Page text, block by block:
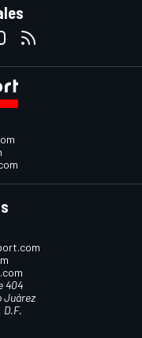
404
Juárez
D.F.